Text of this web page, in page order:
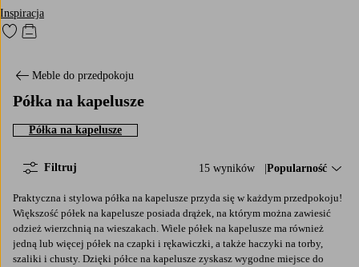
Inspiracja
Przejdź do ulubionych oznaczonych produktów
Przejdź do koszyka
Meble do przedpokoju
Półka na kapelusze
Półka na kapelusze
15 wyników Sortuj według:
Popularność
Filtruj
Praktyczna i stylowa półka na kapelusze przyda się w każdym przedpokoju!
Większość półek na kapelusze posiada drążek, na którym można zawiesić
odzież wierzchnią na wieszakach. Wiele półek na kapelusze ma również
jedną lub więcej półek na czapki i rękawiczki, a także haczyki na torby,
szaliki i chusty. Dzięki półce na kapelusze zyskasz wygodne miejsce do